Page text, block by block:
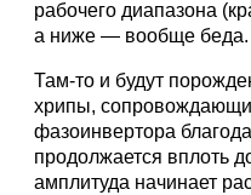
рабочего диапазона
а ниже — вообще беда.
Там-то и будут
хрипы,
фазоинвертора
продолжается вплоть
амплитуда начинает